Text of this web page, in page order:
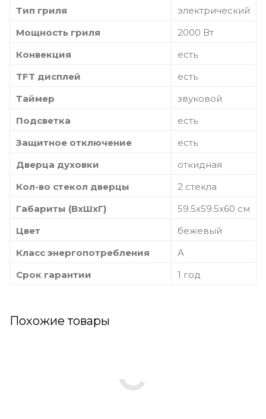
Тип гриля
электрический
Мощность гриля
2000 Вт
Конвекция
есть
TFT дисплей
есть
Таймер
звуковой
Подсветка
есть
Защитное отключение
есть
Дверца духовки
откидная
Кол-во стекол дверцы
2 стекла
Габариты (ВхШхГ)
59.5х59.5x60 см
Цвет
бежевый
Класс энергопотребления
А
Срок гарантии
1 год
Похожие товары